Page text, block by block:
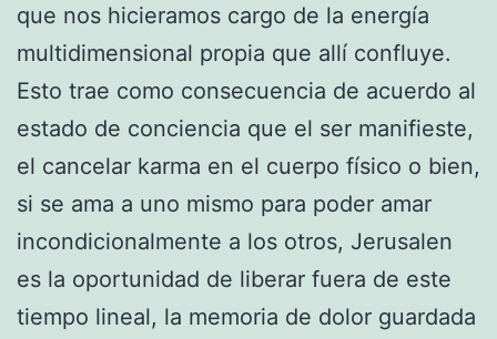
que nos hicieramos cargo de la energía
multidimensional propia que allí confluye.
Esto trae como consecuencia de acuerdo al
estado de conciencia que el ser manifieste,
el cancelar karma en el cuerpo físico o bien,
si se ama a uno mismo para poder amar
incondicionalmente a los otros, Jerusalen
es la oportunidad de liberar fuera de este
tiempo lineal, la memoria de dolor guardada